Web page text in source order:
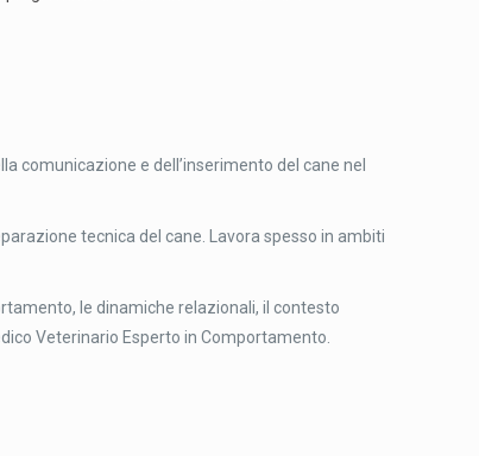
comunicazione e dell’inserimento del cane nel
tecnica del cane. Lavora spesso in ambiti
le dinamiche relazionali, il contesto
Veterinario Esperto in Comportamento.